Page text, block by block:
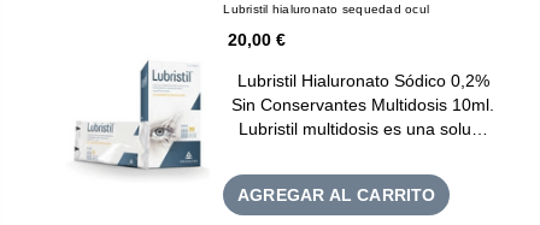
Lubristil hialuronato sequedad ocul
20,00 €
Lubristil Hialuronato Sódico 0,2%
Sin Conservantes Multidosis 10ml.
Lubristil multidosis es una solu…
AGREGAR AL CARRITO